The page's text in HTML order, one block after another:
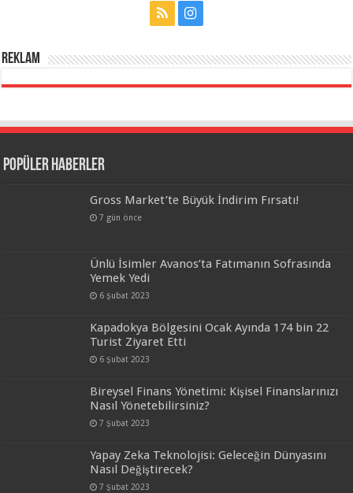
Reklam
Popüler Haberler
Gross Market’te Büyük İndirim Fırsatı!
7 gün önce
Ünlü İsimler Avanos’ta Fatımanın Sofrasında
Yemek Yedi
6 Şubat 2023
Kapadokya Bölgesini Ocak Ayında 174 bin 22
Turist Ziyaret Etti
6 Şubat 2023
Bireysel Finans Yönetimi: Kişisel Finanslarınızı
Nasıl Yönetebilirsiniz?
7 Şubat 2023
Yapay Zeka Teknolojisi: Geleceğin Dünyasını
Nasıl Değiştirecek?
7 Şubat 2023